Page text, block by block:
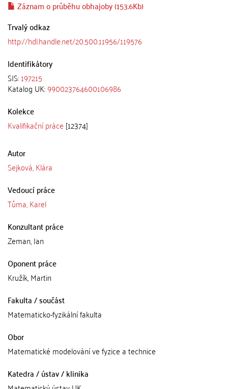
Záznam o průběhu obhajoby (153.6Kb)
Trvalý odkaz
http://hdl.handle.net/20.500.11956/119576
Identifikátory
SIS:197215
Katalog UK:990023764600106986
Kolekce
Kvalifikační práce [12374]
Autor
Sejková, Klára
Vedoucí práce
Tůma, Karel
Konzultant práce
Zeman, Jan
Oponent práce
Kružík, Martin
Fakulta / součást
Matematicko-fyzikální fakulta
Obor
Matematické modelování ve fyzice a technice
Katedra / ústav / klinika